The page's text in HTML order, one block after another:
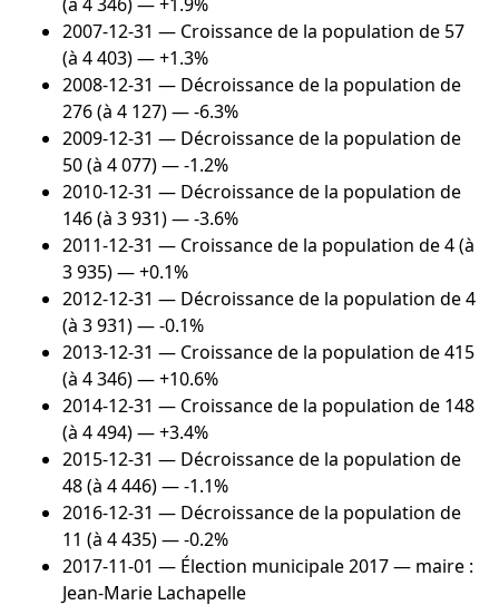
2007-12-31 — Croissance de la population de 57
(à 4 403) — +1.3%
2008-12-31 — Décroissance de la population de
276 (à 4 127) — -6.3%
2009-12-31 — Décroissance de la population de
50 (à 4 077) — -1.2%
2010-12-31 — Décroissance de la population de
146 (à 3 931) — -3.6%
2011-12-31 — Croissance de la population de 4 (à
3 935) — +0.1%
2012-12-31 — Décroissance de la population de 4
(à 3 931) — -0.1%
2013-12-31 — Croissance de la population de 415
(à 4 346) — +10.6%
2014-12-31 — Croissance de la population de 148
(à 4 494) — +3.4%
2015-12-31 — Décroissance de la population de
48 (à 4 446) — -1.1%
2016-12-31 — Décroissance de la population de
11 (à 4 435) — -0.2%
2017-11-01 — Élection municipale 2017 — maire :
Jean-Marie Lachapelle